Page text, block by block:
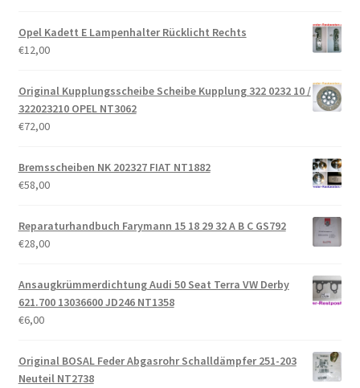
Opel Kadett E Lampenhalter Rücklicht Rechts
€12,00
Original Kupplungsscheibe Scheibe Kupplung 322 0232 10 /
322023210 OPEL NT3062
€72,00
Bremsscheiben NK 202327 FIAT NT1882
€58,00
Reparaturhandbuch Farymann 15 18 29 32 A B C GS792
€28,00
Ansaugkrümmerdichtung Audi 50 Seat Terra VW Derby
621.700 13036600 JD246 NT1358
€6,00
Original BOSAL Feder Abgasrohr Schalldämpfer 251-203
Neuteil NT2738